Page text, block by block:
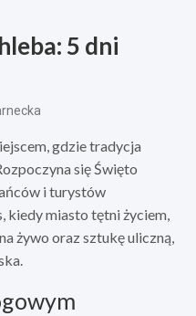
5 dni
gdzie tradycja
się Święto
i turystów
kiedy miasto tętni życiem,
żywo oraz sztukę uliczną,